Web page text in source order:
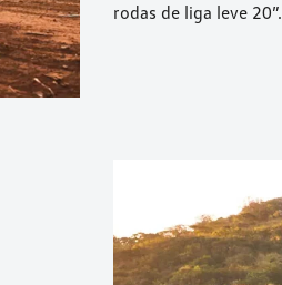
rodas de liga leve 20”.